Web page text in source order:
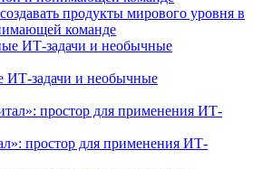
продукты мирового уровня в
команде
и необычные
простор для применения ИТ-